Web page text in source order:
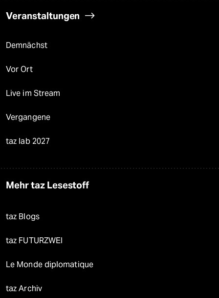
Veranstaltungen
Demnächst
Vor Ort
Live im Stream
Vergangene
taz lab 2027
Mehr taz Lesestoff
taz Blogs
taz FUTURZWEI
Le Monde diplomatique
taz Archiv